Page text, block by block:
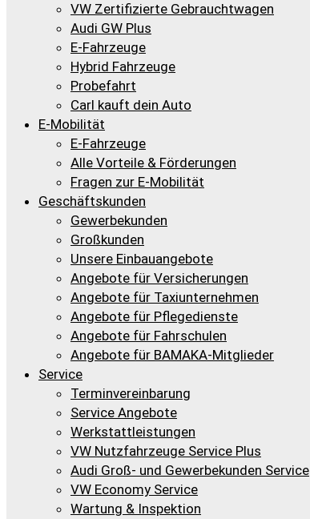
VW Zertifizierte Gebrauchtwagen
Audi GW Plus
E-Fahrzeuge
Hybrid Fahrzeuge
Probefahrt
Carl kauft dein Auto
E-Mobilität
E-Fahrzeuge
Alle Vorteile & Förderungen
Fragen zur E-Mobilität
Geschäftskunden
Gewerbekunden
Großkunden
Unsere Einbauangebote
Angebote für Versicherungen
Angebote für Taxiunternehmen
Angebote für Pflegedienste
Angebote für Fahrschulen
Angebote für BAMAKA-Mitglieder
Service
Terminvereinbarung
Service Angebote
Werkstattleistungen
VW Nutzfahrzeuge Service Plus
Audi Groß- und Gewerbekunden Service
VW Economy Service
Wartung & Inspektion